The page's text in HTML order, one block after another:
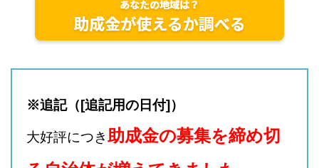
※追記（[追記用の日付]）
大好評につき助成金の募集を締め切